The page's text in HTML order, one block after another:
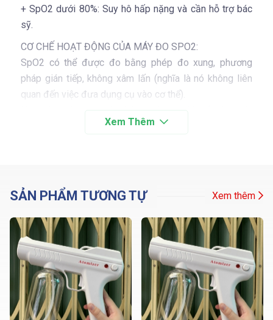
+ SpO2 dưới 80%: Suy hô hấp nặng và cần hỗ trợ bác
sỹ.
CƠ CHẾ HOẠT ĐỘNG CỦA MÁY ĐO SPO2:
SpO2 có thể được đo bằng phép đo xung, phương
pháp gián tiếp, không xâm lấn (nghĩa là nó không liên
quan đến việc đưa dụng cụ vào cơ thể).
làn sóng ánh sáng đi qua các mạch máu (hoặc mao
gây ra sự biến đổi màu sắc của máu.
Oxy trong máu:
Kích thước nhỏ gọn và thiết kế sang trọng
SpO2 đo ước lượng độ bão hòa oxy động mạch
PR đo nhịp tim
Máy đo dạng sóng thể tích đồ; tần số xung nhịp
Vận hành hiệu quả với độ tưới máu thấp
SẢN PHẨM TƯƠNG TỰ Xem thêm